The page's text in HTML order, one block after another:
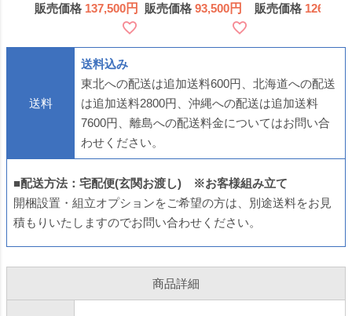
レスに ビッグモリー
ズ bigmories ビッグ
モリーズ
販売価格 137,500
ットレスに 高さ ビ
bigmories ビッグモ
販売価格 93,500
マットレスに ビッ
ビッグモリーズ
販売価格 126,500
送料
送料込み
東北への配送は追加送料600円、北海道への配送
は追加送料2800円、沖縄への配送は追加送料
7600円、離島への配送料金についてはお問い合
わせください。
■配送方法：宅配便(玄関お渡し) ※お客様組み立て
開梱設置・組立オプションをご希望の方は、別途送料をお見
積もりいたしますのでお問い合わせください。
商品詳細